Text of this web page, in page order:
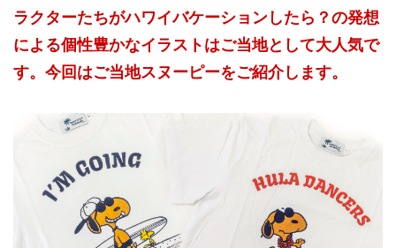
ラクターたちがハワイバケーションしたら？の発想
による個性豊かなイラストはご当地として大人気で
す。今回はご当地スヌーピーをご紹介します。